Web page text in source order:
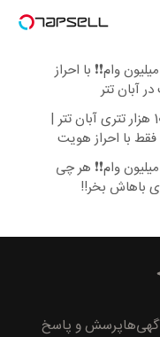
❗❗200 میلیون وام❗❗ با احراز
آبان تتر
وام 100 هزار تتری آبان تتر |
با احراز هویت
❗❗200 میلیون وام❗❗ هر چی
باهاش بخر!!
پرسش و پاسخ